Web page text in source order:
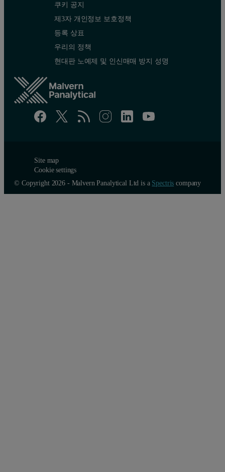
쿠키 공지
제3자 개인정보 보호정책
등록 상표
우리의 정책
현대판 노예제 및 인신매매 방지 성명
Site map
Cookie settings
© Copyright 2026 - Malvern Panalytical Ltd is a Spectris company